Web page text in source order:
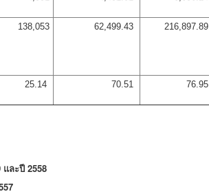
138,053 62,499.43 216,897.89
25.14 70.51 76.95
ละปี 2558